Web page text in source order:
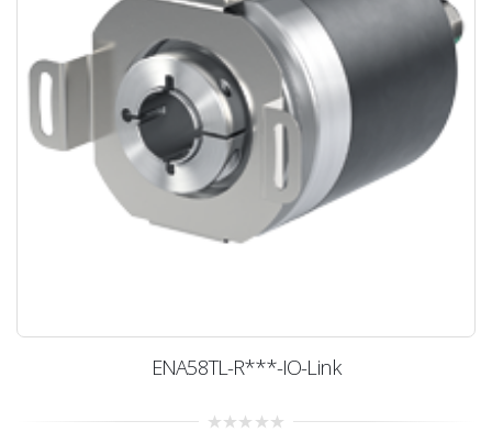
ENA58TL-R***-IO-Link